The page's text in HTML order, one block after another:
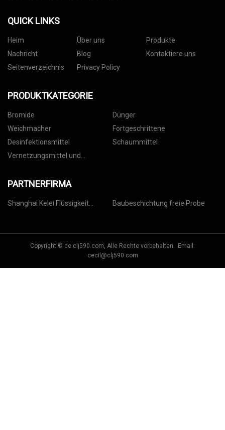
QUICK LINKS
Heim Über uns
Produkte
Nachricht
Blog
Kontaktiere uns
Seitenverzeichnis
Privacy Policy
PRODUKTKATEGORIE
Bromide
Dünger
Weichmacher
Fortgeschrittene
Desinfektionsmittel
Schaummittel
Vernetzungsmittel und
PARTNERFIRMA
Shanghai Kelei Flüssigkeit
Baubeschichtung freie Probe
Copyright © de.clj590.com, Alle Rechte vorbehalten. Email:
cecil@clj590.com